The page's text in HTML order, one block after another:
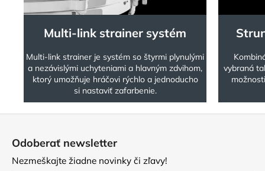
Multi-link strainer systém
Multi-link strainer je systém so štyrmi plynulými
a nezávislými uchyteniami a hlavným zdvihom,
ktorý umožňuje hráčovi rýchlo a jednoducho
si nastaviť zafarbenie.
vybraná
Odoberať newsletter
Nezmeškajte žiadne novinky či zľavy!